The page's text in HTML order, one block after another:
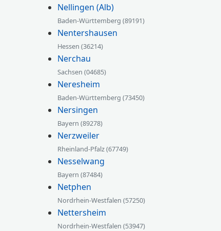
Nellingen (Alb)
Baden-Württemberg (89191)
Nentershausen
Hessen (36214)
Nerchau
Sachsen (04685)
Neresheim
Baden-Württemberg (73450)
Nersingen
Bayern (89278)
Nerzweiler
Rheinland-Pfalz (67749)
Nesselwang
Bayern (87484)
Netphen
Nordrhein-Westfalen (57250)
Nettersheim
Nordrhein-Westfalen (53947)